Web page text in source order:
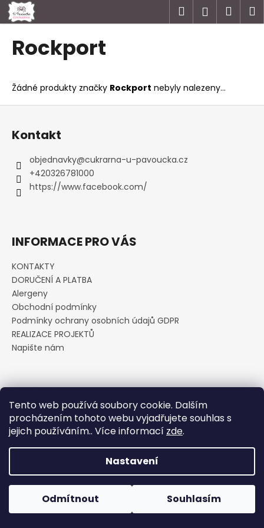
Tento web používá soubory cookie. Dalším
procházením tohoto webu vyjadřujete souhlas s
jejich používáním.. Více informací zde.
Nastavení
Odmítnout Souhlasím
Přejít
na
obsah
Hledat
Rockport
Žádné produkty značky Rockport nebyly nalezeny...
K
o
o
p
o
t
ř
b
u
t
e
n
a
j
í
t
?
HLEDAT
D
p
u
Z
Kontakt
objednavky@cukrarna-u-pavoucka.cz
+420326781000
https://www.facebook.com/
INFORMACE PRO VÁS
KONTAKTY
DORUČENÍ A PLATBA
Alergeny
Obchodní podmínky
Podmínky ochrany osobních údajů GDPR
REALIZACE PROJEKTŮ
Napište nám
Přijímáme online platby
Vytvořil Shoptet
Copyright 2026Cukrárna U Pavoučka. Všechna práva
vyhrazena.Upravit nastavení cookies